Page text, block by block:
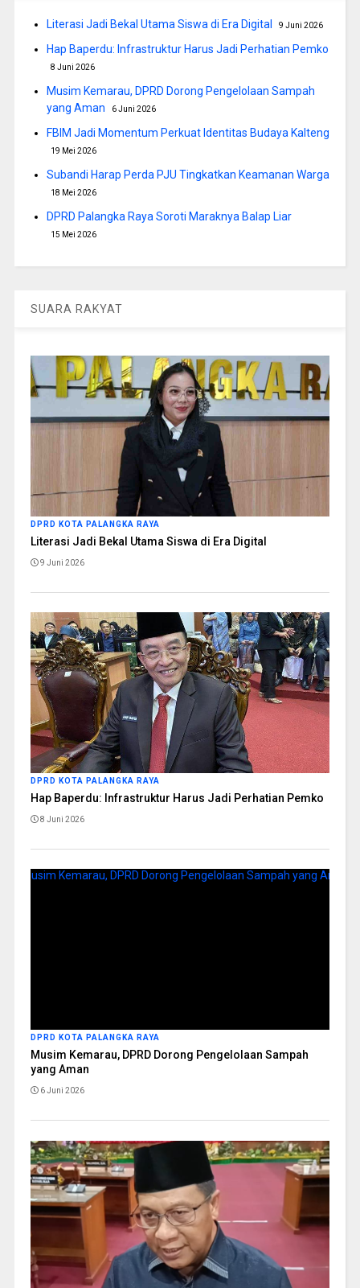
Literasi Jadi Bekal Utama Siswa di Era Digital 9 Juni 2026
Hap Baperdu: Infrastruktur Harus Jadi Perhatian Pemko
8 Juni 2026
Musim Kemarau, DPRD Dorong Pengelolaan Sampah
yang Aman
6 Juni 2026
FBIM Jadi Momentum Perkuat Identitas Budaya Kalteng
19 Mei 2026
Subandi Harap Perda PJU Tingkatkan Keamanan Warga
18 Mei 2026
DPRD Palangka Raya Soroti Maraknya Balap Liar
15 Mei 2026
SUARA RAKYAT
DPRD KOTA PALANGKA RAYA
Literasi Jadi Bekal Utama Siswa di Era Digital
9 Juni 2026
DPRD KOTA PALANGKA RAYA
Hap Baperdu: Infrastruktur Harus Jadi Perhatian Pemko
8 Juni 2026
DPRD KOTA PALANGKA RAYA
Musim Kemarau, DPRD Dorong Pengelolaan Sampah
yang Aman
6 Juni 2026